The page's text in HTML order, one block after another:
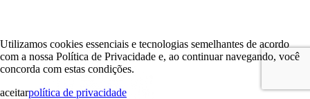
Utilizamos cookies essenciais e tecnologias semelhantes de acordo
com a nossa Política de Privacidade e, ao continuar navegando, você
concorda com estas condições.
aceitarpolítica de privacidade